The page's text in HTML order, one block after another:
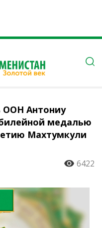
ООН Антониу
медалью
Махтумкули
6422